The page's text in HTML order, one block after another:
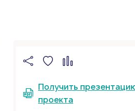
Получить
проекта